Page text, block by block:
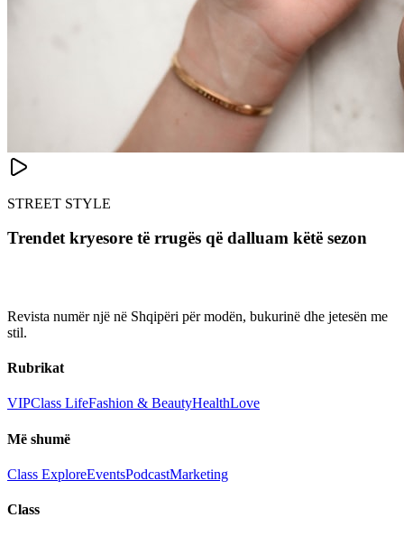
STREET STYLE
Trendet kryesore të rrugës që dalluam këtë sezon
Revista numër një në Shqipëri për modën, bukurinë dhe jetesën me
stil.
Rubrikat
VIPClass LifeFashion & BeautyHealthLove
Më shumë
Class ExploreEventsPodcastMarketing
Class